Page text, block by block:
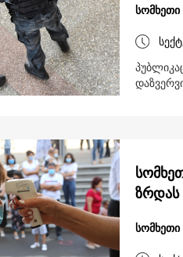
სომხეთი
სომხეთი